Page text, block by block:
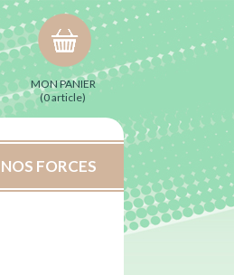
MON PANIER
(0 article)
NOS FORCES